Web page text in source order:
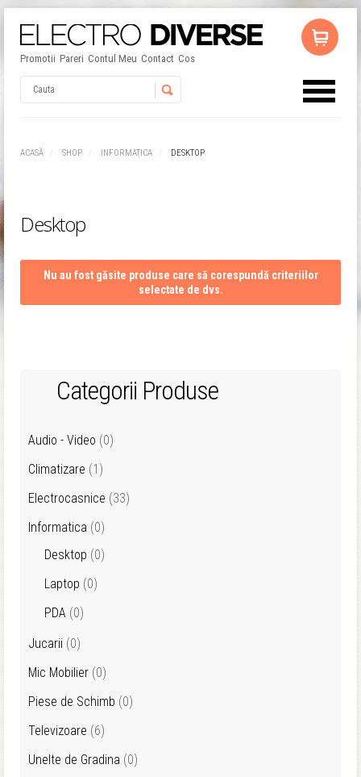
Promotii Pareri Contul Meu Contact Cos
ACASĂ SHOP INFORMATICA DESKTOP
Desktop
Nu au fost găsite produse care să corespundă criteriilor
selectate de dvs.
Categorii Produse
Audio - Video (0)
Climatizare (1)
Electrocasnice (33)
Informatica (0)
Desktop (0)
Laptop (0)
PDA (0)
Jucarii (0)
Mic Mobilier (0)
Piese de Schimb (0)
Televizoare (6)
Unelte de Gradina (0)
Username